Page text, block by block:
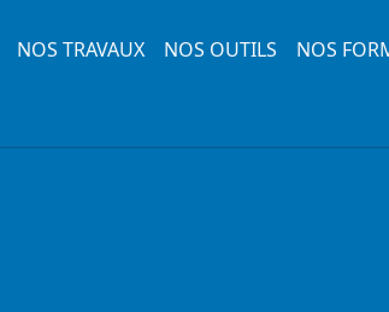
NOS TRAVAUX NOS OUTILS NOS